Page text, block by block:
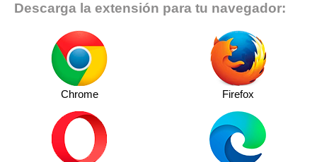
Descarga la extensión para tu navegador:
Chrome Firefox